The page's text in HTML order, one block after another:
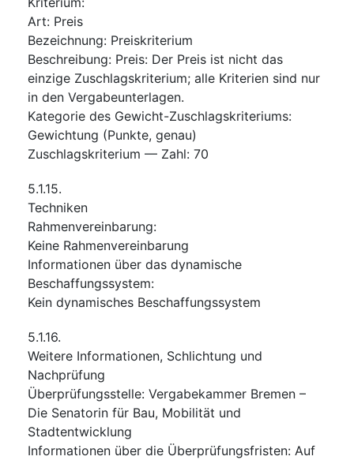
Art: Preis
Bezeichnung: Preiskriterium
Beschreibung: Preis: Der Preis ist nicht das
einzige Zuschlagskriterium; alle Kriterien sind nur
in den Vergabeunterlagen.
Kategorie des Gewicht-Zuschlagskriteriums:
Gewichtung (Punkte, genau)
Zuschlagskriterium — Zahl: 70
5.1.15.
Techniken
Rahmenvereinbarung:
Keine Rahmenvereinbarung
Informationen über das dynamische
Beschaffungssystem:
Kein dynamisches Beschaffungssystem
5.1.16.
Weitere Informationen, Schlichtung und
Nachprüfung
Überprüfungsstelle: Vergabekammer Bremen –
Die Senatorin für Bau, Mobilität und
Stadtentwicklung
Informationen über die Überprüfungsfristen: Auf